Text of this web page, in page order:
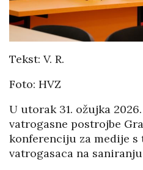
Tekst: V. R.
Foto: HVZ
U utorak 31. ožujka
vatrogasne postrojbe
konferenciju za medije s
vatrogasaca na